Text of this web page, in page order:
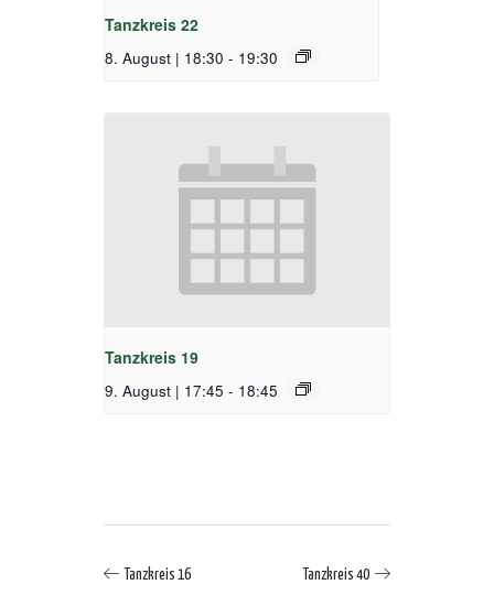
Tanzkreis 22
8. August | 18:30 - 19:30
Tanzkreis 19
9. August | 17:45 - 18:45
Tanzkreis 16 Tanzkreis 40